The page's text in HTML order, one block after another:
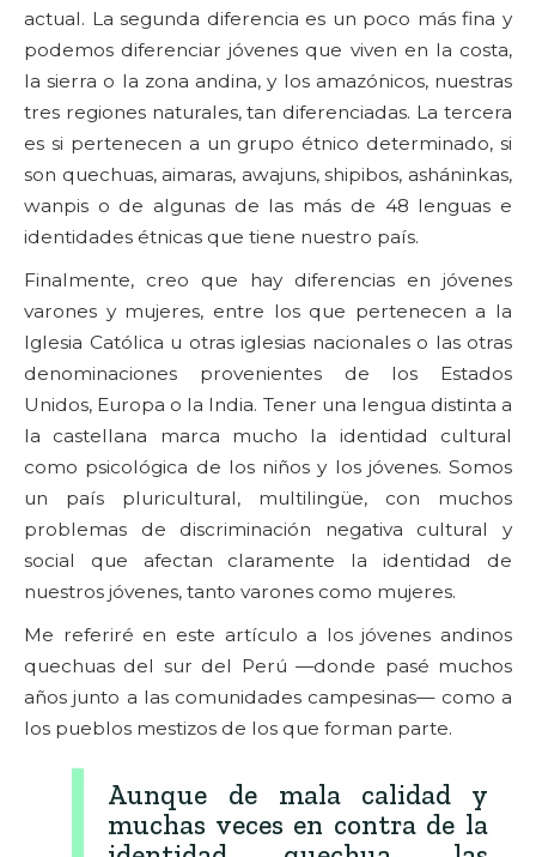
actual. La segunda diferencia es un poco más fina y
podemos diferenciar jóvenes que viven en la costa,
la sierra o la zona andina, y los amazónicos, nuestras
tres regiones naturales, tan diferenciadas. La tercera
es si pertenecen a un grupo étnico determinado, si
son quechuas, aimaras, awajuns, shipibos, asháninkas,
wanpis o de algunas de las más de 48 lenguas e
identidades étnicas que tiene nuestro país.
Finalmente, creo que hay diferencias en jóvenes
varones y mujeres, entre los que pertenecen a la
Iglesia Católica u otras iglesias nacionales o las otras
denominaciones provenientes de los Estados
Unidos, Europa o la India. Tener una lengua distinta a
la castellana marca mucho la identidad cultural
como psicológica de los niños y los jóvenes. Somos
un país pluricultural, multilingüe, con muchos
problemas de discriminación negativa cultural y
social que afectan claramente la identidad de
nuestros jóvenes, tanto varones como mujeres.
Me referiré en este artículo a los jóvenes andinos
quechuas del sur del Perú —donde pasé muchos
años junto a las comunidades campesinas— como a
los pueblos mestizos de los que forman parte.
Aunque de mala calidad y
muchas veces en contra de la